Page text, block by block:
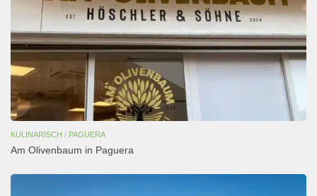
KULINARISCH / PAGUERA
Am Olivenbaum in Paguera